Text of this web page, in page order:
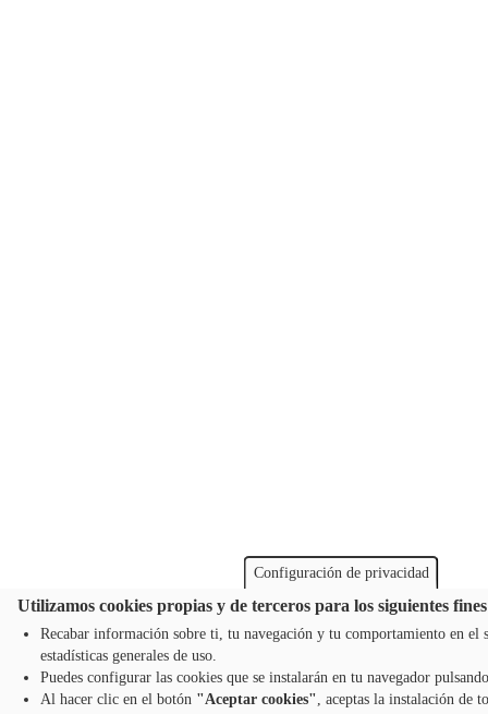
Configuración de privacidad
Utilizamos cookies propias y de terceros para los siguientes
Recabar información sobre ti, tu navegación y tu comportamiento en el
estadísticas generales de uso.
Puedes configurar las cookies que se instalarán en tu navegador
Al hacer clic en el botón "Aceptar cookies", aceptas la instalación de